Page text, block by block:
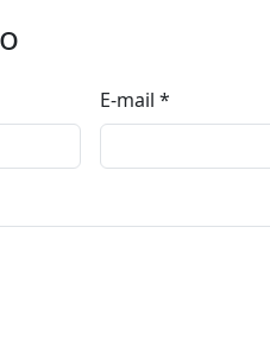
E-mail *